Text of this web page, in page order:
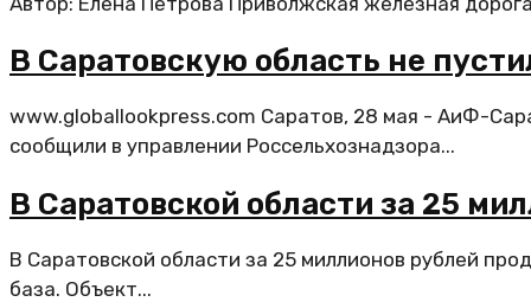
В Саратовскую область не
www.globallookpress.com Саратов, 28 мая - АиФ-
сообщили в управлении Россельхознадзора...
В Саратовской области за 25
В Саратовской области за 25 миллионов рублей
база. Объект...